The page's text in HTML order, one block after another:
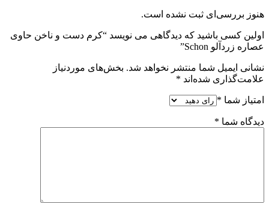
هنوز بررسی‌ای ثبت نشده است.
اولین کسی باشید که دیدگاهی می نویسد “کرم دست و ناخن حاوی
عصاره زردآلو Schon”
نشانی ایمیل شما منتشر نخواهد شد. بخش‌های موردنیاز
علامت‌گذاری شده‌اند *
امتیاز شما *
دیدگاه شما *